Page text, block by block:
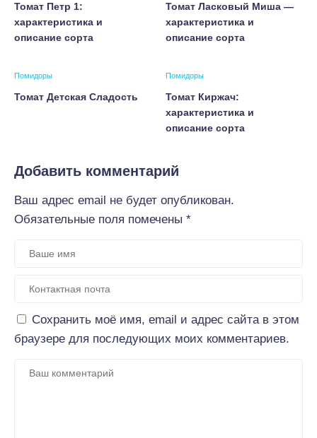
Томат Петр 1:
характеристика и
описание сорта
Томат Ласковый Миша —
характеристика и
описание сорта
Помидоры
Томат Детская Сладость
Помидоры
Томат Киржач:
характеристика и
описание сорта
Добавить комментарий
Ваш адрес email не будет опубликован.
Обязательные поля помечены *
Сохранить моё имя, email и адрес сайта в этом
браузере для последующих моих комментариев.